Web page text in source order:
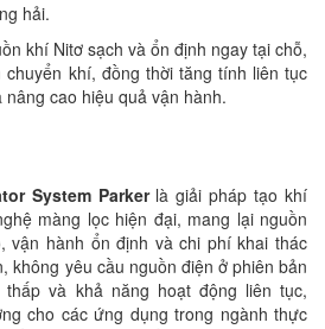
hải.
khí Nitơ sạch và ổn định ngay tại chỗ,
khí, đồng thời tăng tính liên tục
cao hiệu quả vận hành.
System Parkerlà giải pháp tạo khí
màng lọc hiện đại, mang lại nguồn
vận hành ổn định và chi phí khai thác
không yêu cầu nguồn điện ở phiên bản
và khả năng hoạt động liên tục,
cho các ứng dụng trong ngành thực